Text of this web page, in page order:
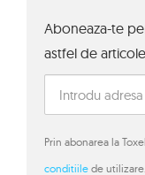
Aboneaza-te
astfel de
Prin abonarea la
conditiile de utilizare.